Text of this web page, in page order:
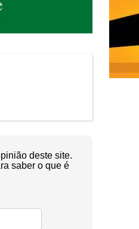
deste site.
saber o que é